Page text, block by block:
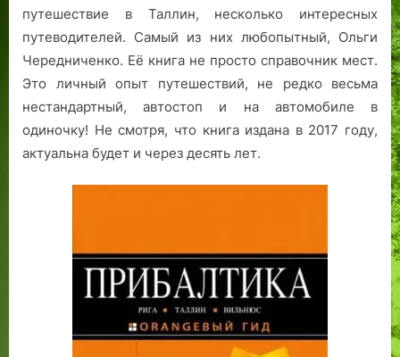
путешествие в Таллин, несколько интересных
путеводителей. Самый из них любопытный, Ольги
Чередниченко. Её книга не просто справочник мест.
Это личный опыт путешествий, не редко весьма
нестандартный, автостоп и на автомобиле в
одиночку! Не смотря, что книга издана в 2017 году,
актуальна будет и через десять лет.